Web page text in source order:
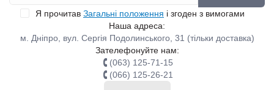
Я прочитав Загальні положення і згоден з вимогами
Наша адреса:
м. Дніпро, вул. Сергія Подолинського, 31 (тільки доставка)
Зателефонуйте нам:
(063) 125-71-15
(066) 125-26-21